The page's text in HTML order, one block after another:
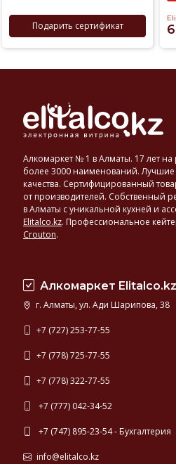
Подарить сертификат
Алкомаркет № 1 в Алматы. 17 лет
более 3000 наименований. Лучшие
качества. Сертифицированный
от производителей. Собственный
в Алматы с уникальной кухней и
Elitalco.kz. Профессиональное
Crouton.
Алкомаркет Elitalco.kz
г. Алматы, ул. Ади Шарипова, 38
+7 (727) 253-77-55
+7 (778) 725-77-55
+7 (778) 322-77-55
+7 (777) 042-34-52
+7 (747) 895-23-54 - Бухгалтерия
info@elitalco.kz